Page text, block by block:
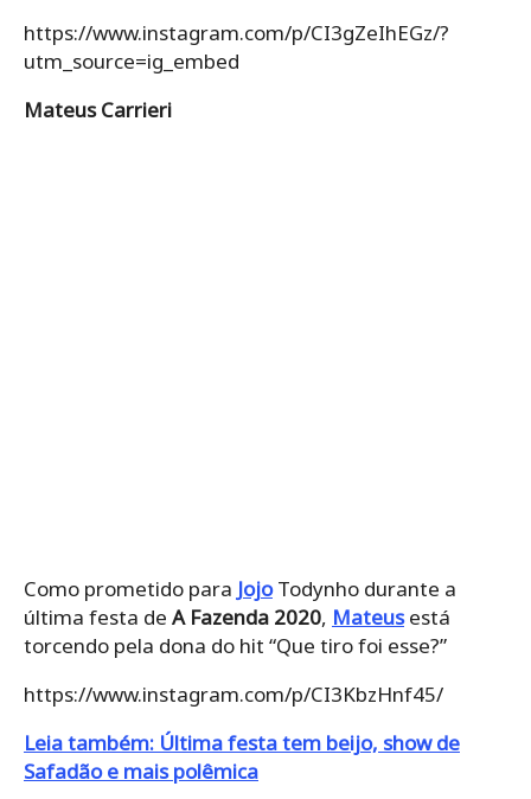
https://www.instagram.com/p/CI3gZeIhEGz/?
utm_source=ig_embed
Mateus Carrieri
Como prometido para JojoTodynho durante a
última festa de A Fazenda 2020, Mateusestá
torcendo pela dona do hit “Que tiro foi esse?”
https://www.instagram.com/p/CI3KbzHnf45/
Leia também: Última festa tem beijo, show de
Safadão e mais polêmica